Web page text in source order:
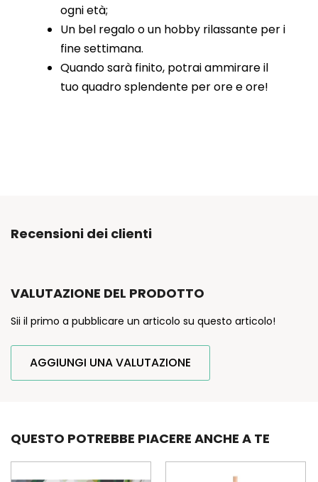
ogni età;
Un bel regalo o un hobby rilassante per i
fine settimana.
Quando sarà finito, potrai ammirare il
tuo quadro splendente per ore e ore!
Recensioni dei clienti
VALUTAZIONE DEL PRODOTTO
Sii il primo a pubblicare un articolo su questo articolo!
AGGIUNGI UNA VALUTAZIONE
QUESTO POTREBBE PIACERE ANCHE A TE